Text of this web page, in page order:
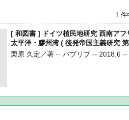
1 件
[ 和図書 ] ドイツ植民地研究 西南アフ
太平洋・膠州湾 ( 後発帝国主義研究
栗原 久定／著 -- パブリブ -- 2018.6 --